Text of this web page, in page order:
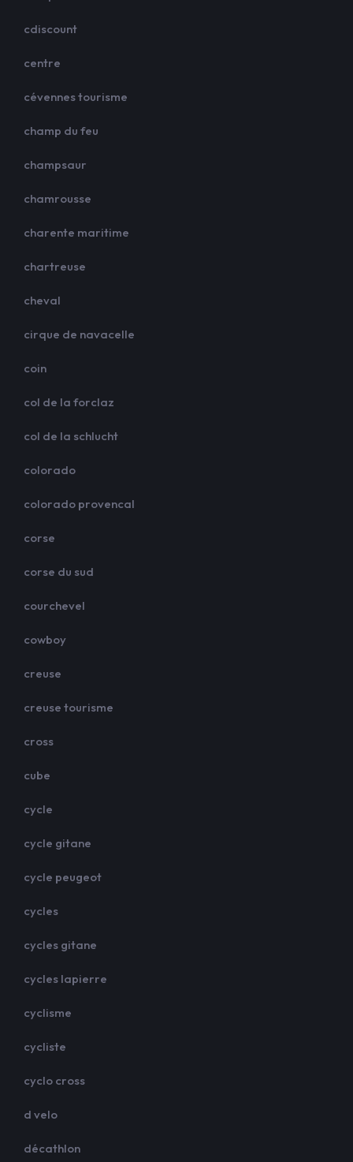
cdiscount
centre
cévennes tourisme
champ du feu
champsaur
chamrousse
charente maritime
chartreuse
cheval
cirque de navacelle
coin
col de la forclaz
col de la schlucht
colorado
colorado provencal
corse
corse du sud
courchevel
cowboy
creuse
creuse tourisme
cross
cube
cycle
cycle gitane
cycle peugeot
cycles
cycles gitane
cycles lapierre
cyclisme
cycliste
cyclo cross
d velo
décathlon